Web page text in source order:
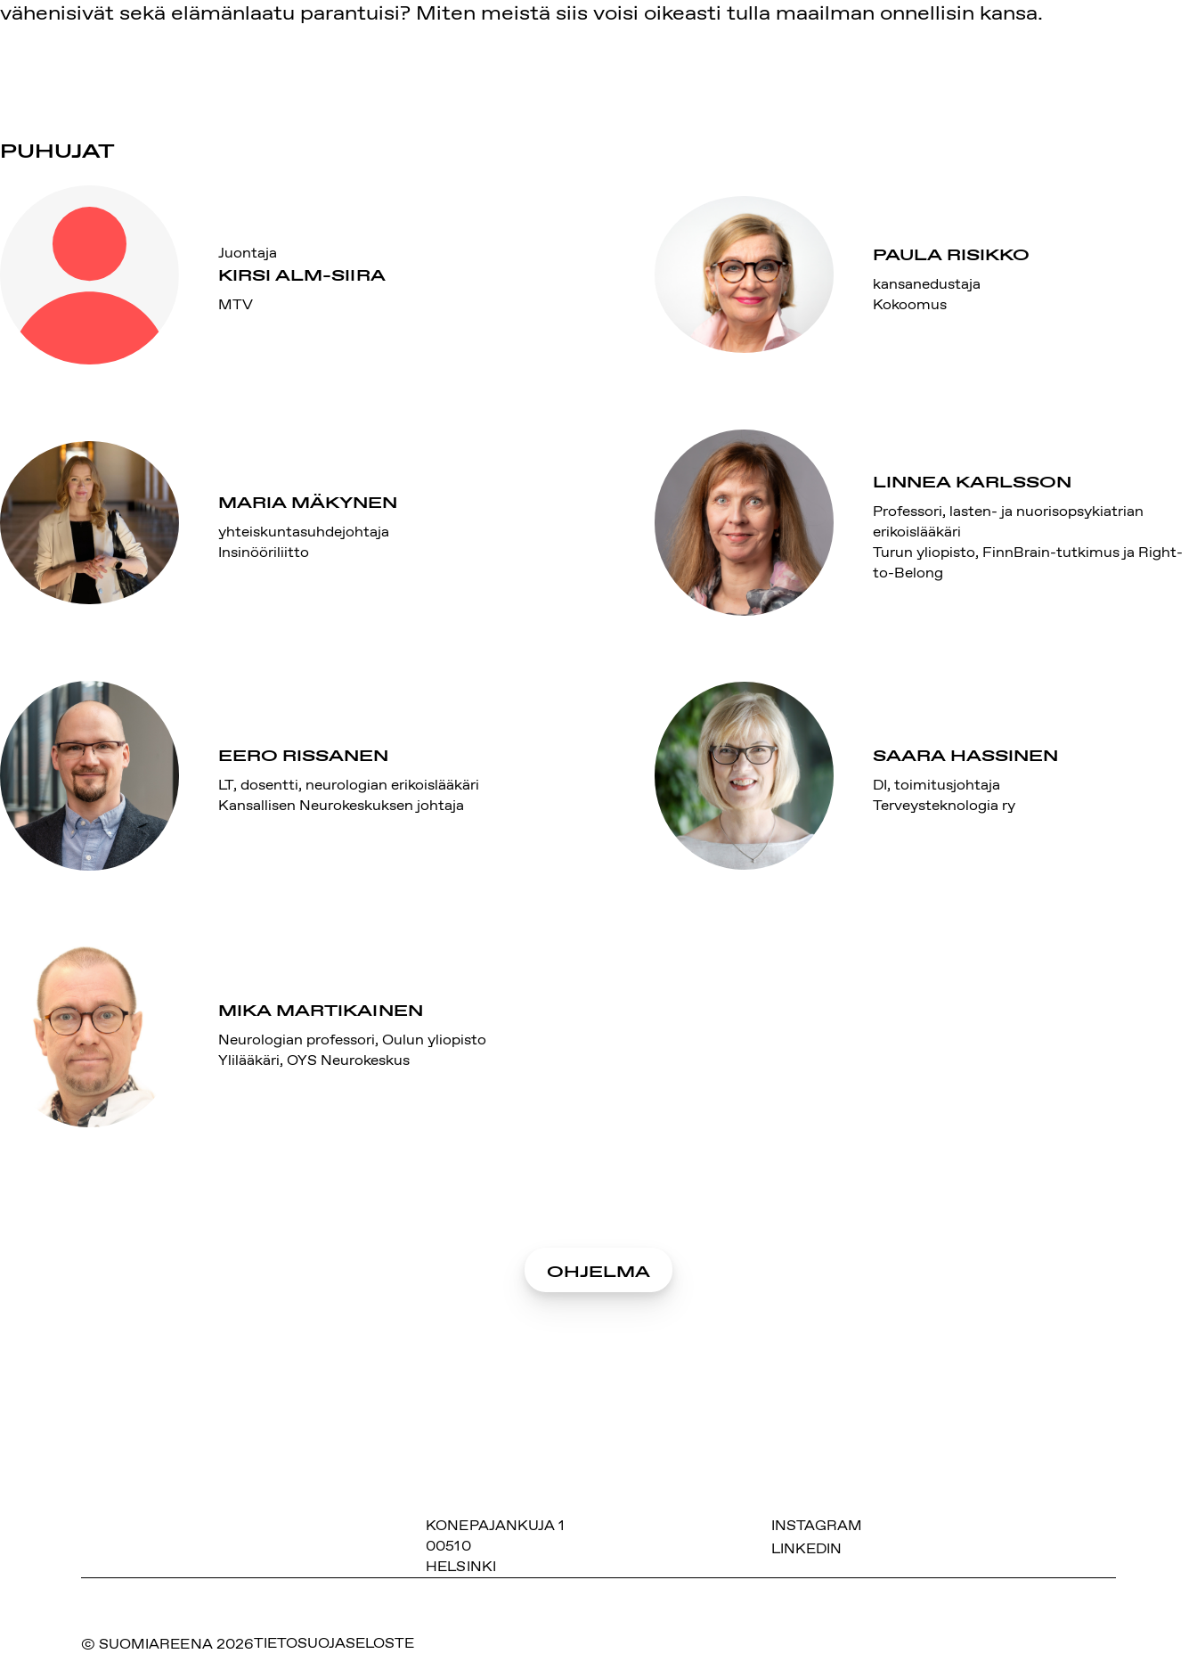
vähenisivät sekä elämänlaatu parantuisi? Miten meistä siis voisi oikeasti tulla maailman onnellisin kansa.
PUHUJAT
KIRSI ALM-SIIRA
Juontaja
MTV
PAULA RISIKKO
kansanedustaja
Kokoomus
MARIA MÄKYNEN
yhteiskuntasuhdejohtaja
Insinööriliitto
LINNEA KARLSSON
Professori, lasten- ja nuorisopsykiatrian
erikoislääkäri
Turun yliopisto, FinnBrain-tutkimus ja Right-
to-Belong
EERO RISSANEN
LT, dosentti, neurologian erikoislääkäri
Kansallisen Neurokeskuksen johtaja
SAARA HASSINEN
DI, toimitusjohtaja
Terveysteknologia ry
MIKA MARTIKAINEN
Neurologian professori, Oulun yliopisto
Ylilääkäri, OYS Neurokeskus
OHJELMA
SUOMIAREENA
KONEPAJANKUJA 1
00510
HELSINKI
INSTAGRAM
LINKEDIN
© SUOMIAREENA 2026TIETOSUOJASELOSTE